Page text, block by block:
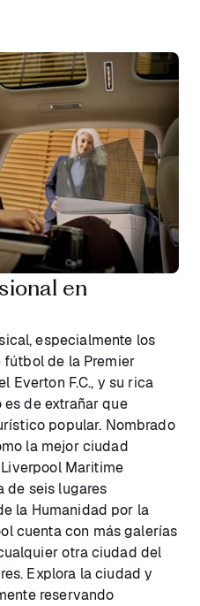
en
especialmente los
fútbol de la Premier
Everton F.C., y su rica
de extrañar que
popular. Nombrado
la mejor ciudad
Maritime
de seis lugares
la Humanidad por la
cuenta con más galerías
otra ciudad del
Explora la ciudad y
reservando